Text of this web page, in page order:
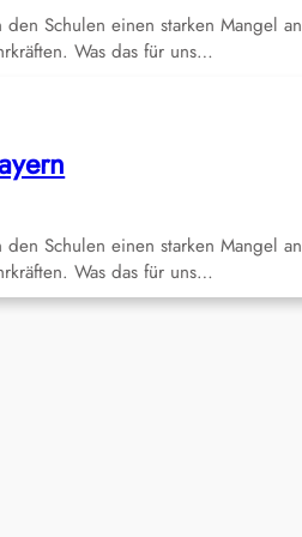
Schulen einen starken Mangel an
Was das für uns…
Schulen einen starken Mangel an
Was das für uns…